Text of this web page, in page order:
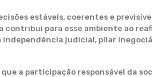
estáveis, coerentes e
para esse ambiente ao
judicial, pilar
a participação responsável da